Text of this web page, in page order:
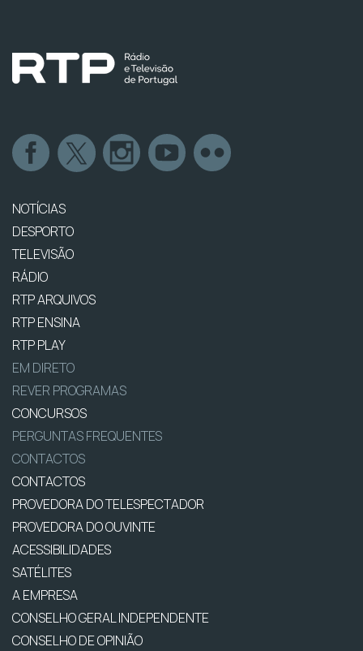
NOTÍCIAS
DESPORTO
TELEVISÃO
RÁDIO
RTP ARQUIVOS
RTP ENSINA
RTP PLAY
EM DIRETO
REVER PROGRAMAS
CONCURSOS
PERGUNTAS FREQUENTES
CONTACTOS
CONTACTOS
PROVEDORA DO TELESPECTADOR
PROVEDORA DO OUVINTE
ACESSIBILIDADES
SATÉLITES
A EMPRESA
CONSELHO GERAL INDEPENDENTE
CONSELHO DE OPINIÃO